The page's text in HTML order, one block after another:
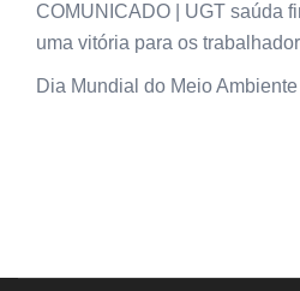
COMUNICADO | UGT saúda
uma vitória para os
Dia Mundial do Meio Ambiente